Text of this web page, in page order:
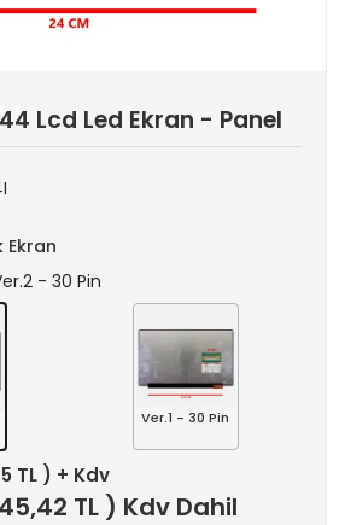
Lcd Led Ekran - Panel
Ekran
- 30 Pin
Ver.1 - 30 Pin
TL ) + Kdv
TL ) Kdv Dahil